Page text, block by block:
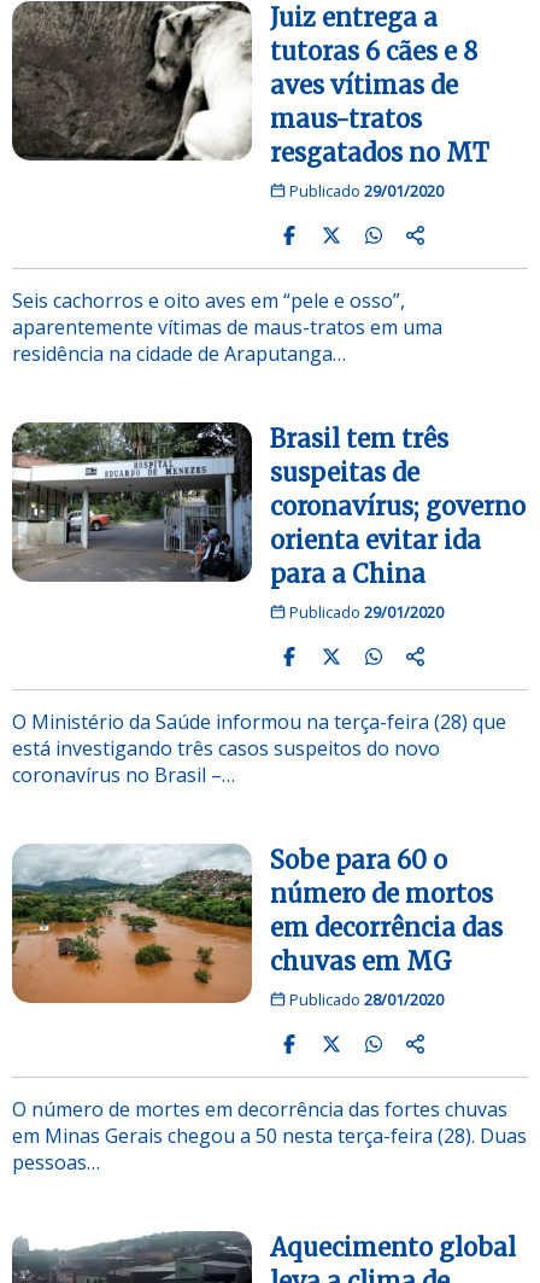
Juiz entrega a
tutoras 6 cães e 8
aves vítimas de
maus-tratos
resgatados no MT
Publicado 29/01/2020
Seis cachorros e oito aves em “pele e osso”,
aparentemente vítimas de maus-tratos em uma
residência na cidade de Araputanga…
Brasil tem três
suspeitas de
coronavírus; governo
orienta evitar ida
para a China
Publicado 29/01/2020
O Ministério da Saúde informou na terça-feira (28) que
está investigando três casos suspeitos do novo
coronavírus no Brasil –…
Sobe para 60 o
número de mortos
em decorrência das
chuvas em MG
Publicado 28/01/2020
O número de mortes em decorrência das fortes chuvas
em Minas Gerais chegou a 50 nesta terça-feira (28). Duas
pessoas…
Aquecimento global